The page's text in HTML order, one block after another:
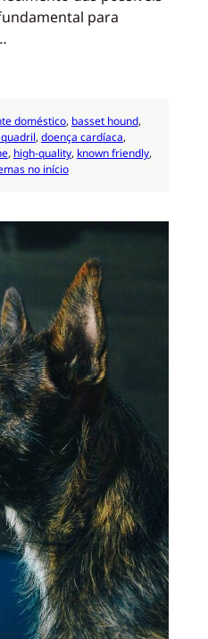
para
doméstico, basset hound
, doença cardíaca
, high-quality, known friendly
no início